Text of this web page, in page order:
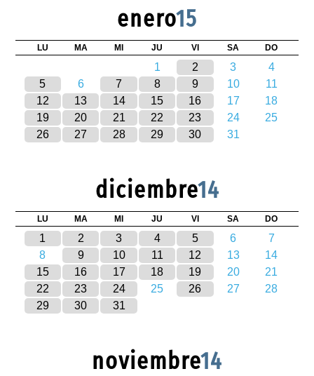
enero15
LU MA MI JU VI SA DO
1 2 3
4
5
6 7 8 9 10
11
12
13 14 15 16 17
18
19
20 21 22 23 24
25
26
27 28 29 30 31
diciembre14
LU MA MI JU VI SA DO
1 2 3 4 5 6
7
8
9 10 11 12 13
14
15
16 17 18 19 20
21
22
23 24 25 26 27
28
29
30 31
noviembre14